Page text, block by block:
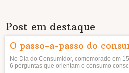
Post em destaque
O passo-a-passo do
No Dia do Consumidor, comemorado em
6 perguntas que orientam o consumo